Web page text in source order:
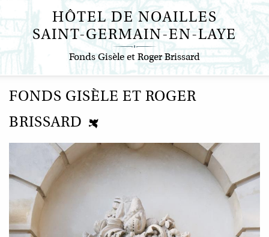
au
contenu
principal
HÔTEL DE NOAILLES
SAINT-GERMAIN-EN-LAYE
Fonds Gisèle et Roger Brissard
FONDS GISÈLE ET ROGER
BRISSARD